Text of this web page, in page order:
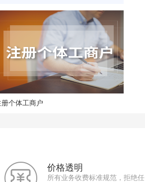
册个体工商户
价格透明
所有业务收费标准规范，拒绝任